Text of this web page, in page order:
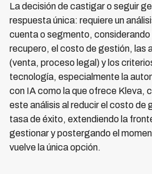
La decisión de castigar o seguir
respuesta única: requiere un
cuenta o segmento, considerando
recupero, el costo de gestión, las
(venta, proceso legal) y los
tecnología, especialmente la
con IA como la que ofrece Kleva,
este análisis al reducir el costo de
tasa de éxito, extendiendo la
gestionar y postergando el
vuelve la única opción.